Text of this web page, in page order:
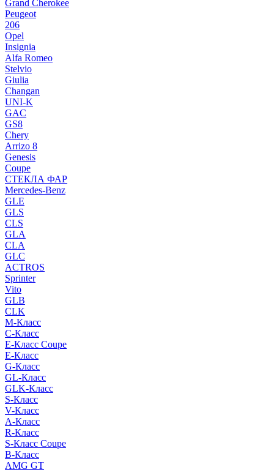
Grand Cherokee
Peugeot
206
Opel
Insignia
Alfa Romeo
Stelvio
Giulia
Changan
UNI-K
GAC
GS8
Chery
Arrizo 8
Genesis
Coupe
СТЕКЛА ФАР
Mercedes-Benz
GLE
GLS
CLS
GLA
CLA
GLC
ACTROS
Sprinter
Vito
GLB
CLK
M-Класс
C-Класс
E-Класс Coupe
E-Класс
G-Класс
GL-Класс
GLK-Класс
S-Класс
V-Класс
A-Класс
R-Класс
S-Класс Сoupe
B-Класс
AMG GT